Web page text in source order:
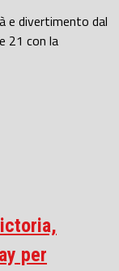
e divertimento dal
21 con la
per